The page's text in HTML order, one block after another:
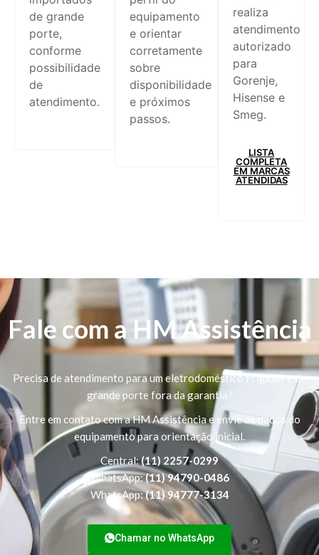
de grande
porte,
conforme
possibilidade
de
atendimento.
equipamento
e orientar
corretamente
sobre
disponibilidade
e próximos
passos.
realiza
atendimento
autorizado
para
Gorenje,
Hisense e
Smeg.
LISTA
COMPLETA
EM MARCAS
ATENDIDAS
Fale com a HM Assistência
Precisa de atendimento para um eletrodoméstico Frigidaire de
grande porte fora da garantia?
Entre em contato com a HM Assistência e envie os dados do
equipamento para orientação inicial.
Central:(11) 2257-0299
WhatsApp:(11) 94790-0486
WhatsApp:(11) 94777-3134
Chamar no WhatsApp